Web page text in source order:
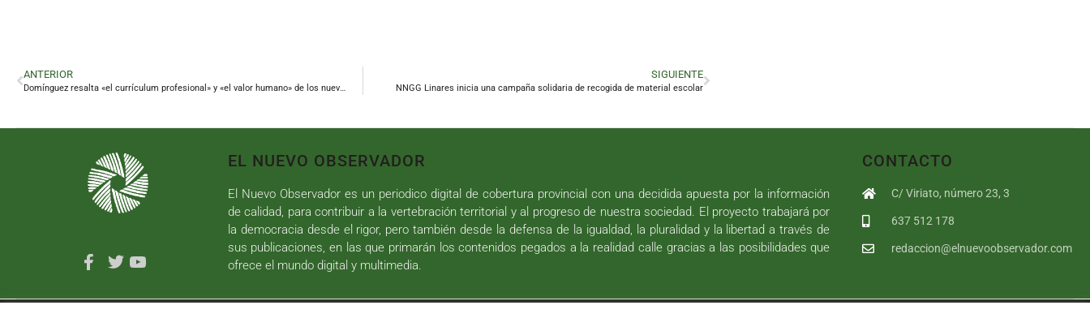
ANTERIOR
Domínguez resalta «el currículum profesional» y «el valor humano» de los nuevos delegados
SIGUIENTE
NNGG Linares inicia una campaña solidaria de recogida de material escolar
EL NUEVO OBSERVADOR
El Nuevo Observador es un periodico digital de cobertura provincial con una decidida apuesta por la información
de calidad, para contribuir a la vertebración territorial y al progreso de nuestra sociedad. El proyecto trabajará por
la democracia desde el rigor, pero también desde la defensa de la igualdad, la pluralidad y la libertad a través de
sus publicaciones, en las que primarán los contenidos pegados a la realidad calle gracias a las posibilidades que
ofrece el mundo digital y multimedia.
CONTACTO
C/ Viriato, número 23, 3
637 512 178
redaccion@elnuevoobservador.com